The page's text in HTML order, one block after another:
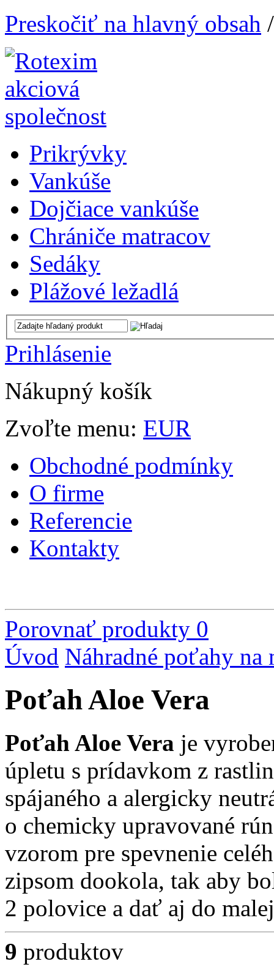
Preskočiť na hlavný obsah
Prikrývky
Vankúše
Dojčiace vankúše
Chrániče matracov
Sedáky
Plážové ležadlá
Prihlásenie
Nákupný košík
Zvoľte menu: EUR
Obchodné podmínky
O firme
Referencie
Kontakty
Porovnať produkty 0
Úvod Náhradné poťahy na
Poťah Aloe Vera
Poťah Aloe Vera je
úpletu s prídavkom z
spájaného a alergicky
o chemicky upravované
vzorom pre spevnenie
zipsom dookola, tak aby
2 polovice a dať aj do
9 produktov